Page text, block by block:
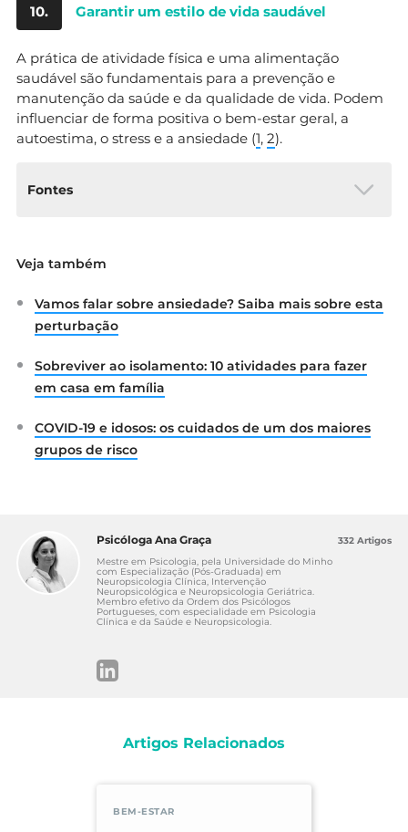
10. Garantir um estilo de vida saudável
A prática de atividade física e uma alimentação
saudável são fundamentais para a prevenção e
manutenção da saúde e da qualidade de vida. Podem
influenciar de forma positiva o bem-estar geral, a
autoestima, o stress e a ansiedade (1, 2).
Fontes
COVID-19 Famílias em isolamento durante
Disponível em:
https://www.ordemdospsicologos.pt/ficheir
to.pdf
Unidade de Psicologia Clínica e da Saúde –
do Minho. (2020). Adolescer em tempo
Covid-19 guia de boas práticas para
adolescentes em distanciamento social.
Veja também
Vamos falar sobre ansiedade? Saiba mais sobre esta
perturbação
Sobreviver ao isolamento: 10 atividades para fazer
em casa em família
COVID-19 e idosos: os cuidados de um dos maiores
grupos de risco
Psicóloga Ana Graça
Mestre em Psicologia, pela Universidade do Minho
com Especialização (Pós-Graduada) em
Neuropsicologia Clínica, Intervenção
Neuropsicológica e Neuropsicologia Geriátrica.
Membro efetivo da Ordem dos Psicólogos
Portugueses, com especialidade em Psicologia
Clínica e da Saúde e Neuropsicologia.
332 Artigos
Artigos Relacionados
BEM-ESTAR